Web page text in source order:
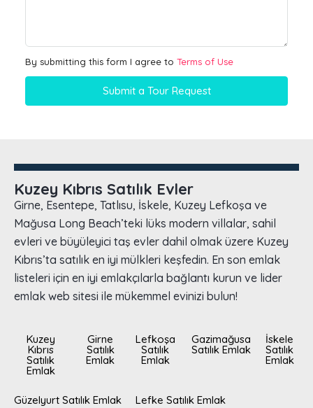
By submitting this form I agree to Terms of Use
Submit a Tour Request
Kuzey Kıbrıs Satılık Evler
Girne, Esentepe, Tatlısu, İskele, Kuzey Lefkoşa ve
Mağusa Long Beach’teki lüks modern villalar, sahil
evleri ve büyüleyici taş evler dahil olmak üzere Kuzey
Kıbrıs’ta satılık en iyi mülkleri keşfedin. En son emlak
listeleri için en iyi emlakçılarla bağlantı kurun ve lider
emlak web sitesi ile mükemmel evinizi bulun!
Kuzey
Kıbrıs
Satılık
Emlak
Girne
Satılık
Emlak
Lefkoşa
Satılık
Emlak
Gazimağusa
Satılık Emlak
İskele
Satılık
Emlak
Güzelyurt Satılık Emlak Lefke Satılık Emlak